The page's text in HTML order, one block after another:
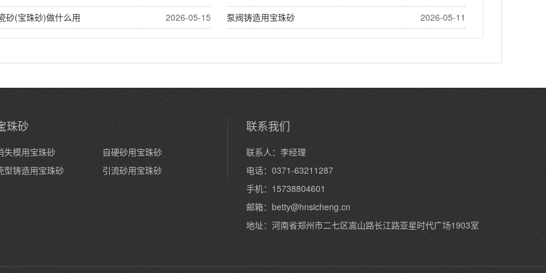
2026-05-15
砂(宝珠砂)做什么用 2026-05-11
泵阀铸造用宝珠砂
珠砂
失模用宝珠砂
自硬砂用宝珠砂
型铸造用宝珠砂
引流砂用宝珠砂
联系我们
联系人：李经理
电话：0371-63211287
手机：15738804601
邮箱： betty@hnsicheng.cn
地址：河南省郑州市二七区嵩山路长江路亚星时代广场1903室